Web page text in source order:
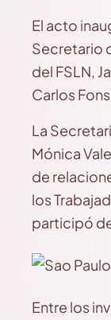
El acto
Secretario
del FSLN,
Carlos
La
Mónica
de
los
participó
Entre los